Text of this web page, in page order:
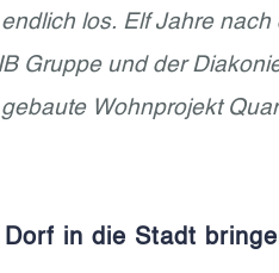
los. Elf Jahre
Gruppe und der
Wohnprojekt
in die Stadt